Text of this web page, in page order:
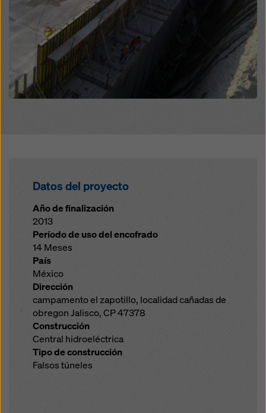
Datos del proyecto
Año de finalización
2013
Período de uso del encofrado
14 Meses
País
México
Dirección
campamento el zapotillo, localidad cañadas de
obregon Jalisco, CP 47378
Construcción
Central hidroeléctrica
Tipo de construcción
Falsos túneles